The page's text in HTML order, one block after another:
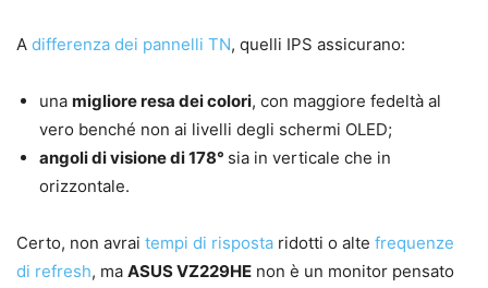
A differenza dei pannelli TN, quelli IPS assicurano:
una migliore resa dei colori, con maggiore fedeltà al
vero benché non ai livelli degli schermi OLED;
angoli di visione di 178° sia in verticale che in
orizzontale.
Certo, non avrai tempi di risposta ridotti o alte frequenze
di refresh, ma ASUS VZ229HE non è un monitor pensato